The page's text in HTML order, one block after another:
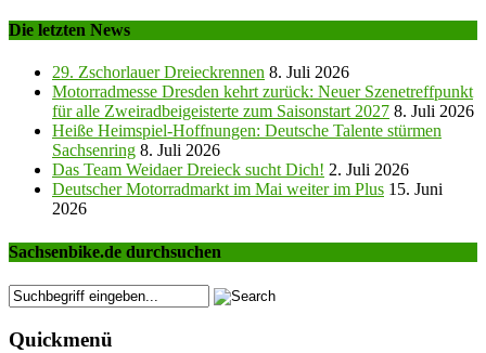
Die letzten News
29. Zschorlauer Dreieckrennen 8. Juli 2026
Motorradmesse Dresden kehrt zurück: Neuer Szenetreffpunkt
für alle Zweiradbeigeisterte zum Saisonstart 2027 8. Juli 2026
Heiße Heimspiel-Hoffnungen: Deutsche Talente stürmen
Sachsenring 8. Juli 2026
Das Team Weidaer Dreieck sucht Dich! 2. Juli 2026
Deutscher Motorradmarkt im Mai weiter im Plus 15. Juni
2026
Sachsenbike.de durchsuchen
Quickmenü